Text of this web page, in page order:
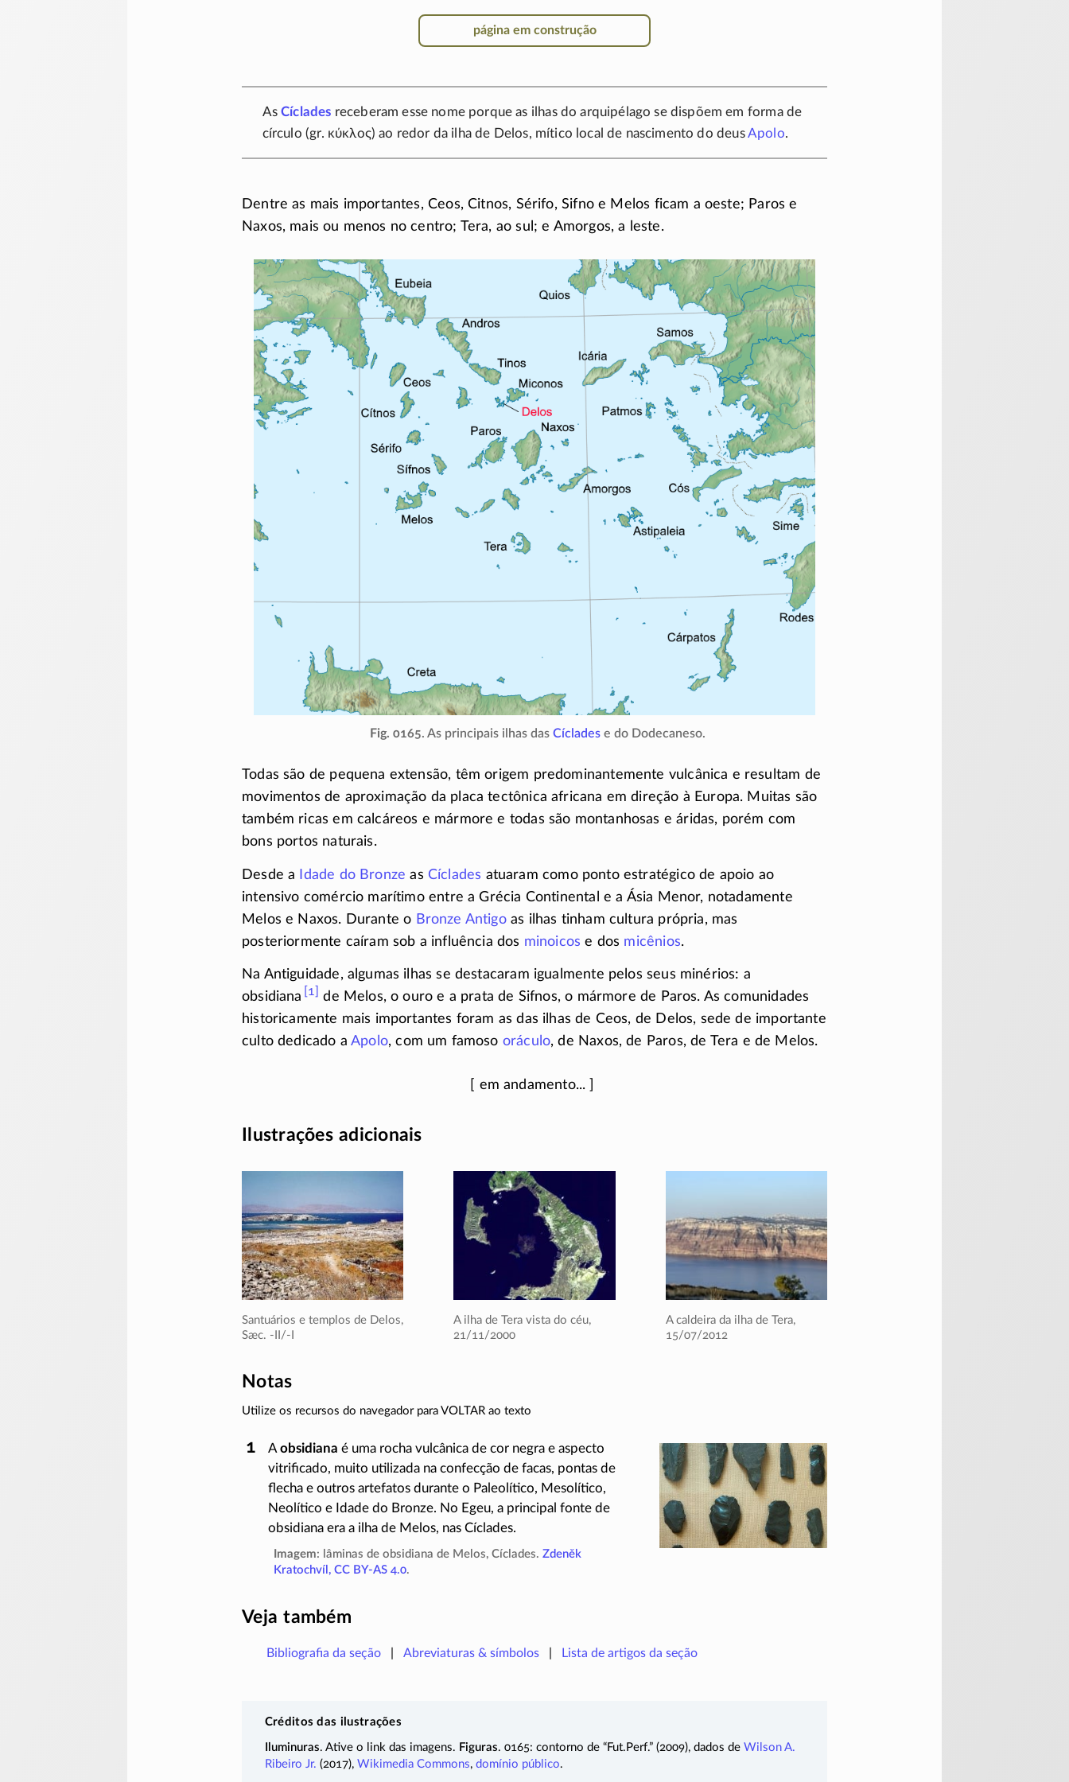
página em construção
AsCíclades receberam esse nome porque as ilhas do arquipélago se dispõem em forma de
círculo (gr. κύκλος) ao redor da ilha de Delos, mítico local de nascimento do deusApolo.
Dentre as mais importantes, Ceos, Citnos, Sérifo, Sifno e Melos ficam a oeste; Paros e
Naxos, mais ou menos no centro; Tera, ao sul; e Amorgos, a leste.
Fig. 0165. As principais ilhas das Cícladese do Dodecaneso.
Todas são de pequena extensão, têm origem predominantemente vulcânica e resultam de
movimentos de aproximação da placa tectônica africana em direção à Europa. Muitas são
também ricas em calcáreos e mármore e todas são montanhosas e áridas, porém com
bons portos naturais.
Desde a Idade do Bronze as Cíclades atuaram como ponto estratégico de apoio ao
intensivo comércio marítimo entre a Grécia Continental e a Ásia Menor, notadamente
Melos e Naxos. Durante o Bronze Antigoas ilhas tinham cultura própria, mas
posteriormente caíram sob a influência dos minoicos e dos micênios.
Na Antiguidade, algumas ilhas se destacaram igualmente pelos seus minérios: a
obsidiana
[1]
de Melos, o ouro e a prata de Sifnos, o mármore de Paros. As comunidades
historicamente mais importantes foram as das ilhas de Ceos, de Delos, sede de importante
culto dedicado aApolo, com um famoso oráculo, de Naxos, de Paros, de Tera e de Melos.
Ilustrações adicionais
Santuários e templos de Delos,
Sæc. -II/-I
A ilha de Tera vista do céu,
21/11/2000
A caldeira da ilha de Tera,
15/07/2012
Notas
Utilize os recursos do navegador para VOLTAR ao texto
A obsidiana é uma rocha vulcânica de cor negra e aspecto
vitrificado, muito utilizada na confecção de facas, pontas de
flecha e outros artefatos durante o Paleolítico, Mesolítico,
Neolítico e Idade do Bronze. No Egeu, a principal fonte de
obsidiana era a ilha de Melos, nas Cíclades.
Imagem: lâminas de obsidiana de Melos, Cíclades.Zdeněk
Kratochvíl,CC BY-AS 4.0.
Veja também
Bibliografia da seção Abreviaturas & símbolos Lista de artigos da seção
Créditos das ilustrações
Iluminuras. Ative o link das imagens. Figuras. 0165: contorno de “Fut.Perf.” (2009), dados de Wilson A.
Ribeiro Jr. (2017), Wikimedia Commons, domínio público.